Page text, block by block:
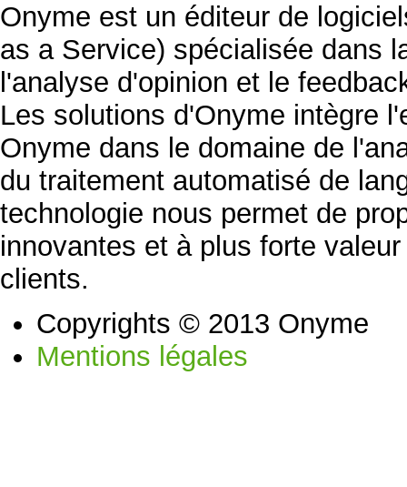
Onyme est un éditeur de
as a Service) spécialisée dans
l'analyse d'opinion et le
Les solutions d'Onyme intègre
Onyme dans le domaine de
du traitement automatisé de
technologie nous permet de
innovantes et à plus forte
clients.
Copyrights © 2013 Onyme
Mentions légales